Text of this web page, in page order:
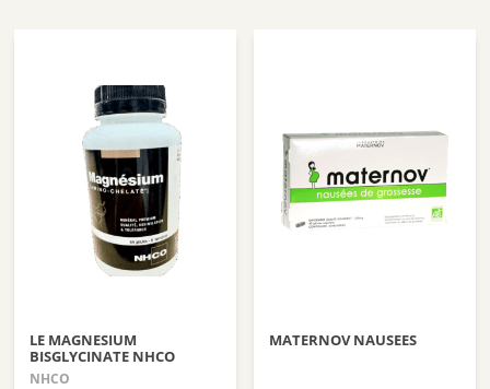
LE MAGNESIUM
BISGLYCINATE NHCO
NHCO
MATERNOV NAUSEES